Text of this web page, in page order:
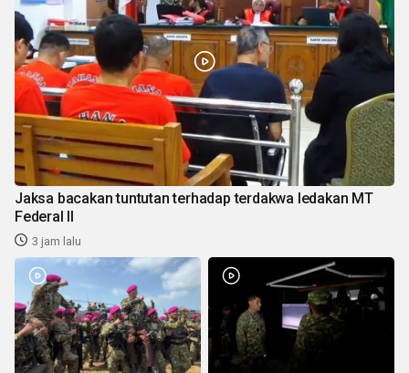
Jaksa bacakan tuntutan terhadap terdakwa ledakan MT
Federal II
3 jam lalu